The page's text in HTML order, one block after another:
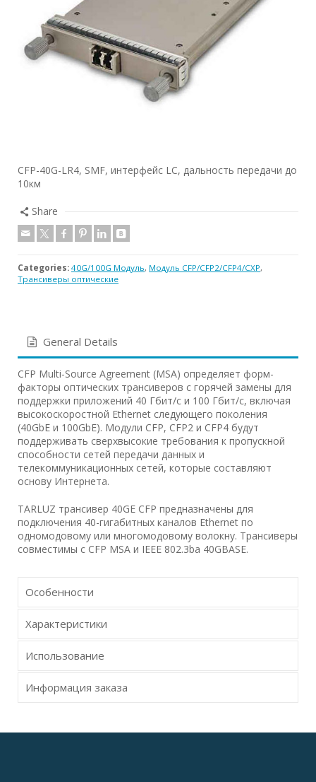
CFP-40G-LR4, SMF, интерфейс LC, дальность передачи до
10км
Share
Categories: 40G/100G Модуль, Модуль CFP/CFP2/CFP4/CXP,
Трансиверы оптические
General Details
CFP Multi-Source Agreement (MSA) определяет форм-
факторы оптических трансиверов с горячей замены для
поддержки приложений 40 Гбит/с и 100 Гбит/с, включая
высокоскоростной Ethernet следующего поколения
(40GbE и 100GbE). Модули CFP, CFP2 и CFP4 будут
поддерживать сверхвысокие требования к пропускной
способности сетей передачи данных и
телекоммуникационных сетей, которые составляют
основу Интернета.
TARLUZ трансивер 40GE CFP предназначены для
подключения 40-гигабитных каналов Ethernet по
одномодовому или многомодовому волокну. Трансиверы
совместимы с CFP MSA и IEEE 802.3ba 40GBASE.
Особенности
Характеристики
Использование
Информация заказа